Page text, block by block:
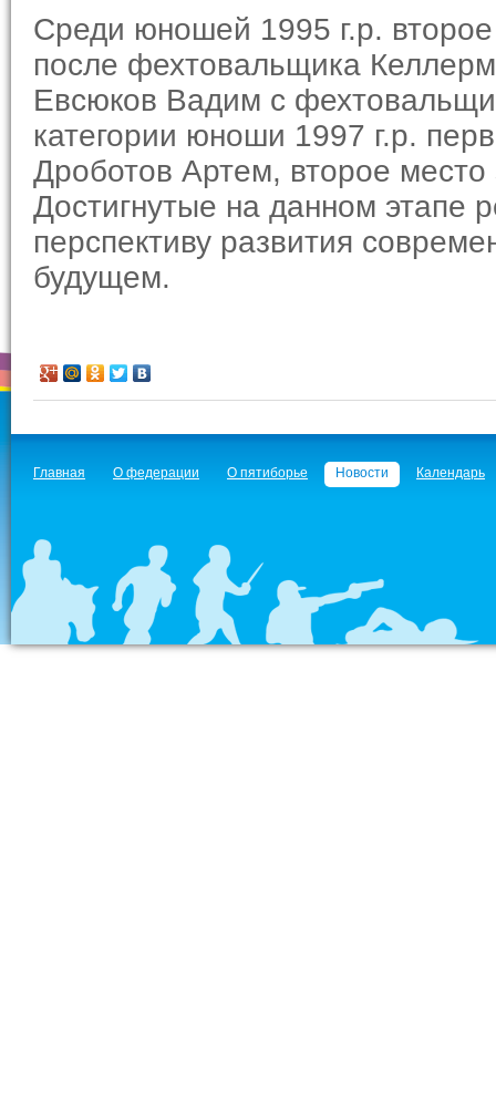
Среди юношей 1995 г.р.
после фехтовальщика
Евсюков Вадим с
категории юноши 1997 г.р.
Дроботов Артем, второе
Достигнутые на данном этапе
перспективу развития
будущем.
Главная О федерации О пятиборье Новости Календарь